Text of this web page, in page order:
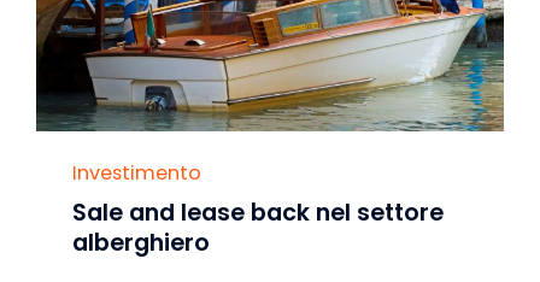
Category
Investimento
Sale and lease back nel settore
alberghiero